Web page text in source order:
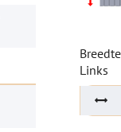
Links